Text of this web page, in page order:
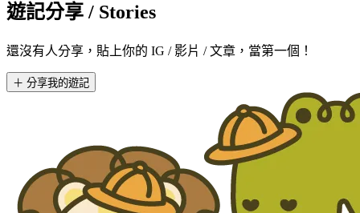
遊記分享 / Stories
還沒有人分享，貼上你的 IG / 影片 / 文章，當第一個！
＋ 分享我的遊記